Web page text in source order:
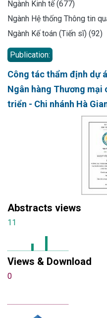
Ngành Kinh tế (677)
Ngành Hệ thống Thông tin
Ngành Kế toán (Tiến sĩ) (92)
Publication:
Công tác thẩm định dự
Ngân hàng Thương mại
triển - Chi nhánh Hà
Abstracts views
11
Views & Download
0